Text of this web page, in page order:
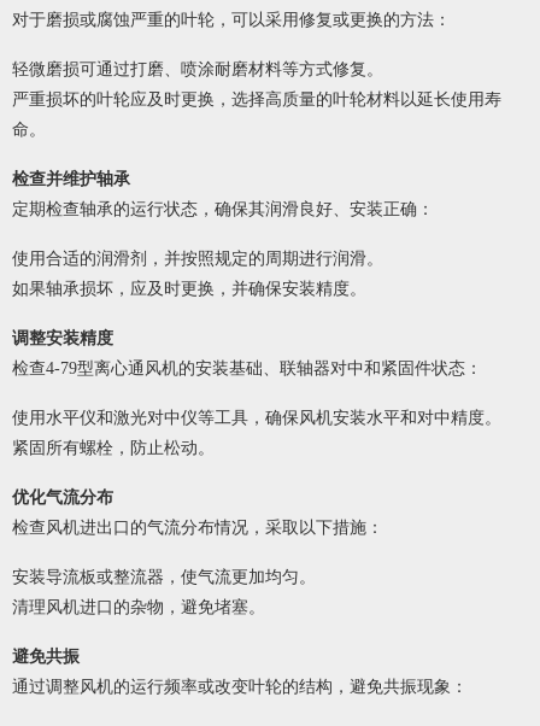
对于磨损或腐蚀严重的叶轮，可以采用修复或更换的方法：
轻微磨损可通过打磨、喷涂耐磨材料等方式修复。
严重损坏的叶轮应及时更换，选择高质量的叶轮材料以延长使用寿
命。
检查并维护轴承
定期检查轴承的运行状态，确保其润滑良好、安装正确：
使用合适的润滑剂，并按照规定的周期进行润滑。
如果轴承损坏，应及时更换，并确保安装精度。
调整安装精度
检查4-79型离心通风机的安装基础、联轴器对中和紧固件状态：
使用水平仪和激光对中仪等工具，确保风机安装水平和对中精度。
紧固所有螺栓，防止松动。
优化气流分布
检查风机进出口的气流分布情况，采取以下措施：
安装导流板或整流器，使气流更加均匀。
清理风机进口的杂物，避免堵塞。
避免共振
通过调整风机的运行频率或改变叶轮的结构，避免共振现象：